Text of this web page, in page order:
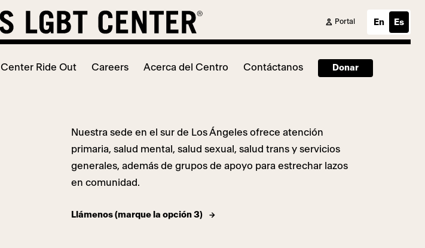
Portal En Es
Center Ride Out Careers Acerca del Centro Contáctanos Donar
Nuestra sede en el sur de Los Ángeles ofrece atención
primaria, salud mental, salud sexual, salud trans y servicios
generales, además de grupos de apoyo para estrechar lazos
en comunidad.
Llámenos (marque la opción 3)